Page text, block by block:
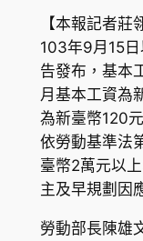
【本報記者
103年9月15
告發布，基本
月基本工資為
為新臺幣120
依勞動基準法
臺幣2萬元以
主及早規劃因
勞動部長陳雄